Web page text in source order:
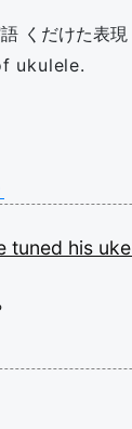
くだけた表現
ukulele.
tuned his uke